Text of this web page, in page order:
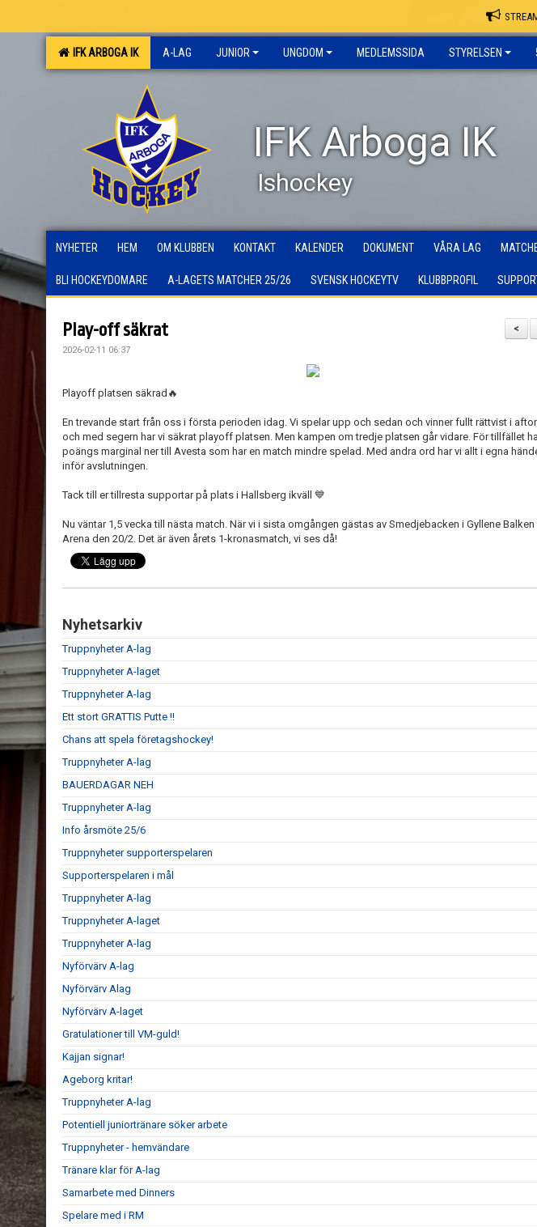
IFK ARBOGA IK A-LAG JUNIOR UNGDOM MEDLEMSSIDA STYRELSEN
IFK Arboga IK
Ishockey
NYHETER HEM OM KLUBBEN KONTAKT KALENDER DOKUMENT VÅRA LAG
BLI HOCKEYDOMARE A-LAGETS MATCHER 25/26 SVENSK HOCKEYTV KLUBBPROFIL
<
Play-off säkrat
2026-02-11 06:37
Playoff platsen säkrad🔥
En trevande start från oss i första perioden idag. Vi spelar upp och sedan och vinner fullt rättvist i
och med segern har vi säkrat playoff platsen. Men kampen om tredje platsen går vidare. För tillfället
poängs marginal ner till Avesta som har en match mindre spelad. Med andra ord har vi allt i egna
inför avslutningen.
Tack till er tillresta supportar på plats i Hallsberg ikväll 💙
Nu väntar 1,5 vecka till nästa match. När vi i sista omgången gästas av Smedjebacken i Gyllene Balken
Arena den 20/2. Det är även årets 1-kronasmatch, vi ses då!
Nyhetsarkiv
Truppnyheter A-lag
Truppnyheter A-laget
Truppnyheter A-lag
Ett stort GRATTIS Putte !!
Chans att spela företagshockey!
Truppnyheter A-lag
BAUERDAGAR NEH
Truppnyheter A-lag
Info årsmöte 25/6
Truppnyheter supporterspelaren
Supporterspelaren i mål
Truppnyheter A-lag
Truppnyheter A-laget
Truppnyheter A-lag
Nyförvärv A-lag
Nyförvärv Alag
Nyförvärv A-laget
Gratulationer till VM-guld!
Kajjan signar!
Ageborg kritar!
Truppnyheter A-lag
Potentiell juniortränare söker arbete
Truppnyheter - hemvändare
Tränare klar för A-lag
Samarbete med Dinners
Spelare med i RM